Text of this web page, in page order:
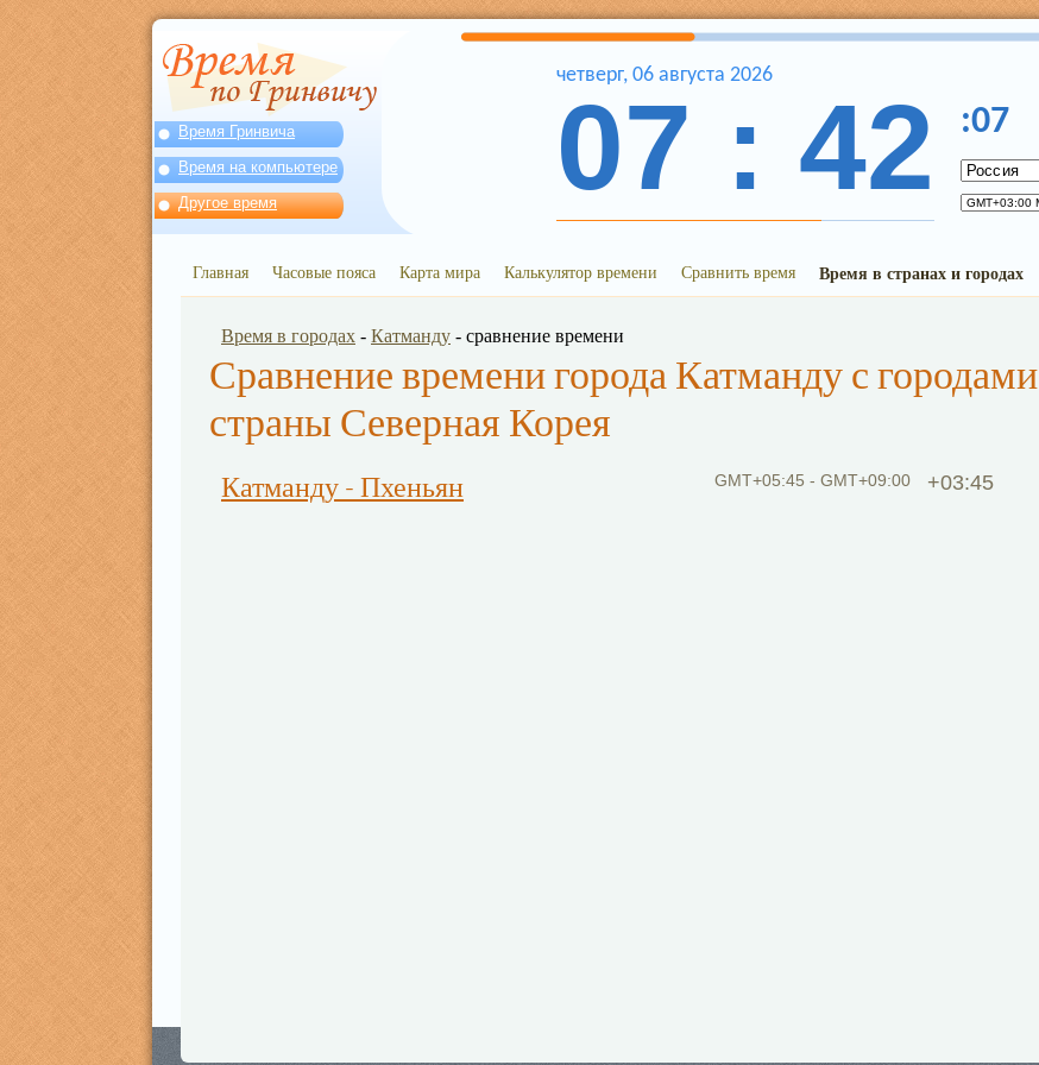
Время Гринвича
Время на компьютере
Другое время
четверг, 06 августа 2026
07 : 42 :07
Главная Часовые пояса Карта мира Калькулятор времени Сравнить время Время в странах и городах
Время в городах - Катманду - сравнение времени
Сравнение времени города Катманду с городами
страны Северная Корея
+03:45
GMT+05:45 - GMT+09:00
Катманду - Пхеньян